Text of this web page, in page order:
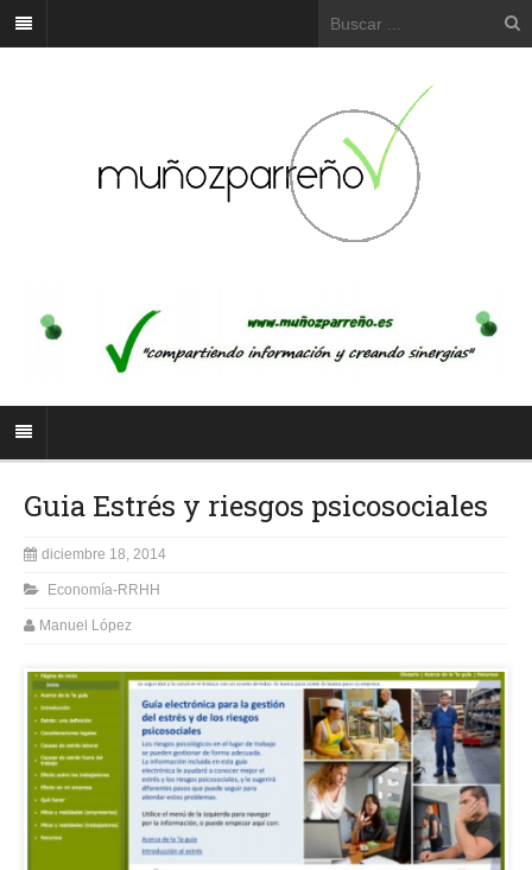
Guia Estrés y riesgos psicosociales
diciembre 18, 2014
Economía-RRHH
Manuel López